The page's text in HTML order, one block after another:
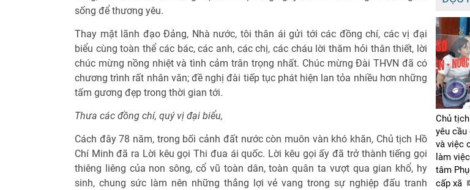
sống để thương yêu.
Thay mặt lãnh đạo Đảng, Nhà nước, tôi thân ái gửi tới các đồng chí, các vị đại
biểu cùng toàn thể các bác, các anh, các chị, các cháu lời thăm hỏi thân thiết, lời
chúc mừng nồng nhiệt và tình cảm trân trọng nhất. Chúc mừng Đài THVN đã có
chương trình rất nhân văn; đề nghị đài tiếp tục phát hiện lan tỏa nhiều hơn những
tấm gương đẹp trong thời gian tới.
Thưa các đồng chí, quý vị đại biểu,
Cách đây 78 năm, trong bối cảnh đất nước còn muôn vàn khó khăn, Chủ tịch Hồ
Chí Minh đã ra Lời kêu gọi Thi đua ái quốc. Lời kêu gọi ấy đã trở thành tiếng gọi
thiêng liêng của non sông, cổ vũ toàn dân, toàn quân ta vượt qua gian khổ, hy
sinh, chung sức làm nên những thắng lợi vẻ vang trong sự nghiệp đấu tranh
Chủ
yêu cầu
và việc
làm
tâm
cấp xã